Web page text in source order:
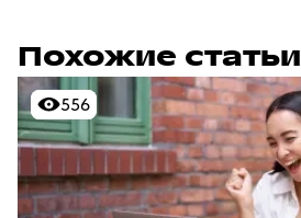
Похожие статьи
556
556